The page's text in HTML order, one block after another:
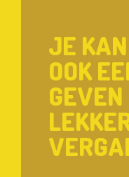
JE
OOK
GEVEN